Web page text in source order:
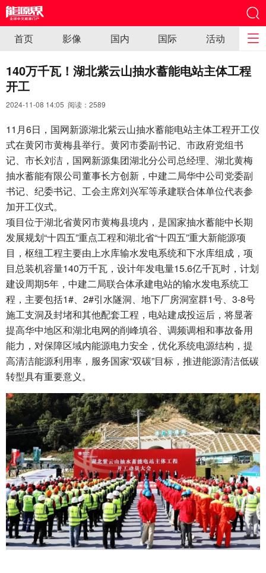
首页 影像 国内 国际 活动
140万千瓦！湖北紫云山抽水蓄能电站主体工程
开工
2024-11-08 14:05 阅读： 2589
11月6日，国网新源湖北紫云山抽水蓄能电站主体工程开工仪
式在黄冈市黄梅县举行。黄冈市委副书记、市政府党组书
记、市长刘洁，国网新源集团湖北分公司总经理、湖北黄梅
抽水蓄能有限公司董事长方创新，中建二局华中公司党委副
书记、纪委书记、工会主席刘兴军等承建联合体单位代表参
加开工仪式。
项目位于湖北省黄冈市黄梅县境内，是国家抽水蓄能中长期
发展规划“十四五”重点工程和湖北省“十四五”重大新能源项
目，枢纽工程主要由上水库输水发电系统和下水库组成，项
目总装机容量140万千瓦，设计年发电量15.6亿千瓦时，计划
建设周期5年，中建二局联合体承建电站的输水发电系统工
程，主要包括1#、2#引水隧洞、地下厂房洞室群1号、3-8号
施工支洞及封堵和其他配套工程，电站建成投运后，将显著
提高华中地区和湖北电网的削峰填谷、调频调相和事故备用
能力，对保障区域内能源电力安全，优化系统电源结构，提
高清洁能源利用率，服务国家“双碳”目标，推进能源清洁低碳
转型具有重要意义。